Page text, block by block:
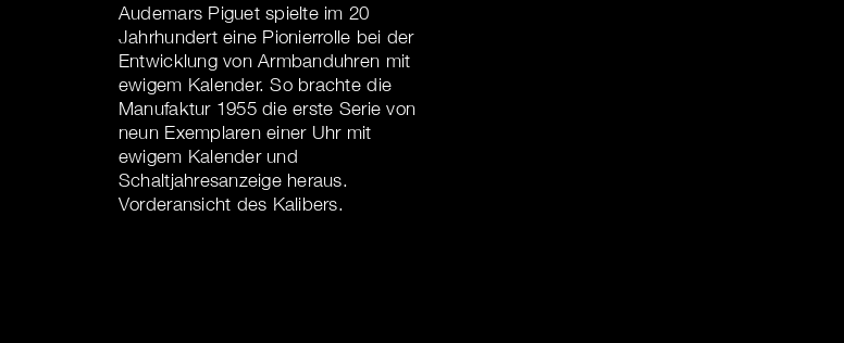
Audemars Piguet spielte im 20
Jahrhundert eine Pionierrolle bei der
Entwicklung von Armbanduhren mit
ewigem Kalender. So brachte die
Manufaktur 1955 die erste Serie von
neun Exemplaren einer Uhr mit
ewigem Kalender und
Schaltjahresanzeige heraus.
Vorderansicht des Kalibers.